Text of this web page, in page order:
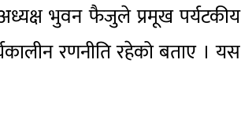
भुवन फैजुले प्रमूख पर्यटकीय
रणनीति रहेको बताए । यस